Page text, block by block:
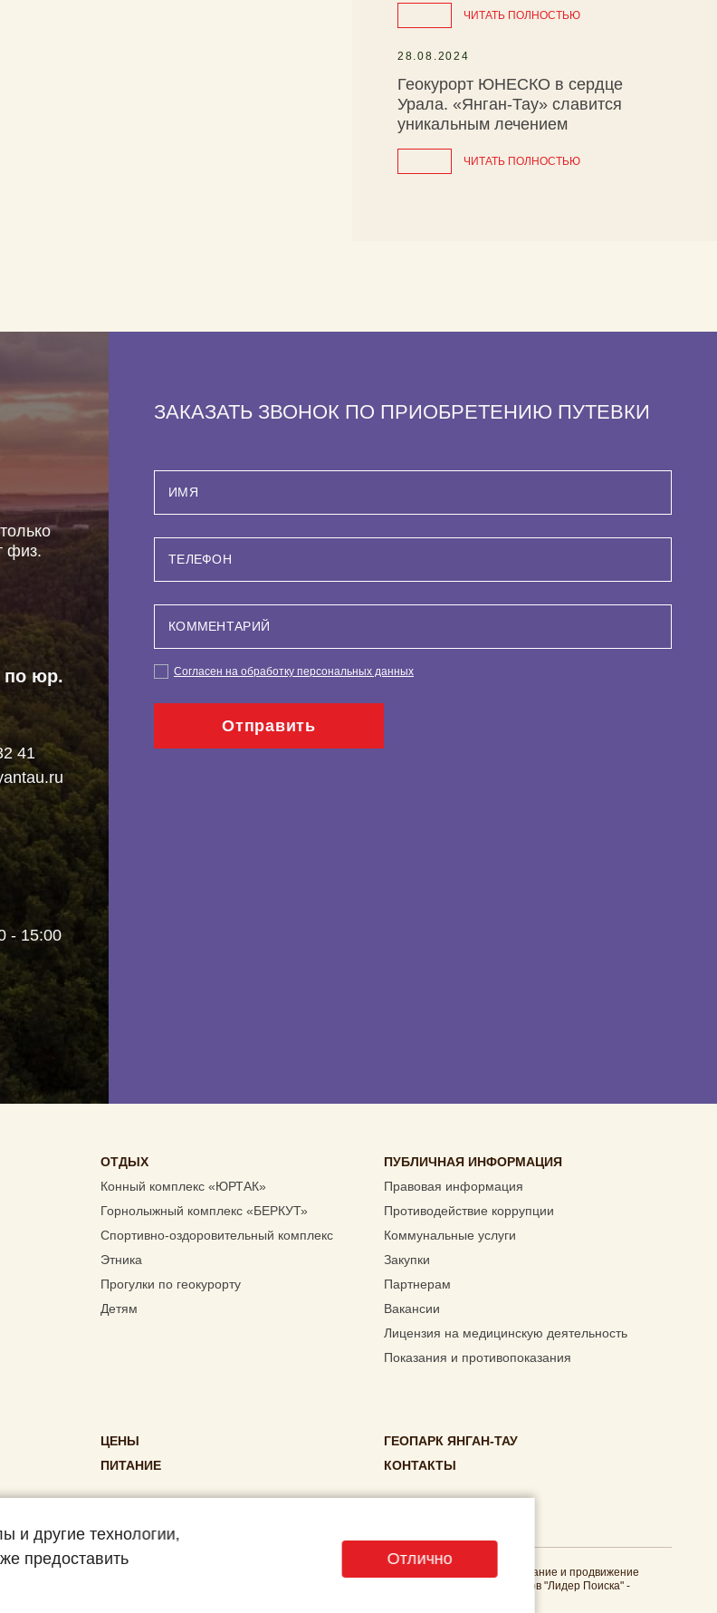
ЧИТАТЬ ПОЛНОСТЬЮ
28.08.2024
Геокурорт ЮНЕСКО в сердце
Урала. «Янган-Тау» славится
уникальным лечением
ЧИТАТЬ ПОЛНОСТЬЮ
физ.
по юр.
41
- 15:00
ЗАКАЗАТЬ ЗВОНОК ПО ПРИОБРЕТЕНИЮ ПУТЕВКИ
Согласен на обработку персональных данных
Отправить
ОТДЫХ
Конный комплекс «ЮРТАК»
Горнолыжный комплекс «БЕРКУТ»
Спортивно-оздоровительный комплекс
Этника
Прогулки по геокурорту
Детям
ПУБЛИЧНАЯ ИНФОРМАЦИЯ
Правовая информация
Противодействие коррупции
Коммунальные услуги
Закупки
Партнерам
Вакансии
Лицензия на медицинскую деятельность
Показания и противопоказания
ЦЕНЫ
ПИТАНИЕ
ГЕОПАРК ЯНГАН-ТАУ
КОНТАКТЫ
Согласие на обработку персональных данных
мобильного приложения
Cоздание и продвижение
сайтов "Лидер Поиска"-
и другие технологии,
предоставить
Отлично